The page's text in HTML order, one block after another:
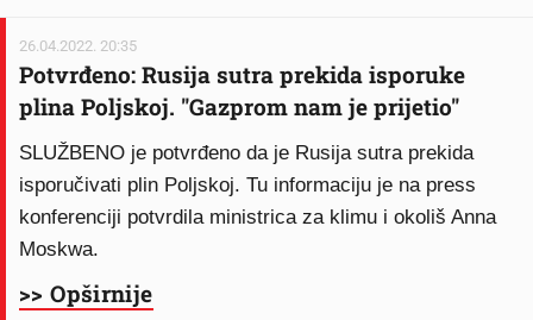
26.04.2022. 20:35
Potvrđeno: Rusija sutra prekida isporuke
plina Poljskoj. "Gazprom nam je prijetio"
SLUŽBENO je potvrđeno da je Rusija sutra prekida
isporučivati plin Poljskoj. Tu informaciju je na press
konferenciji potvrdila ministrica za klimu i okoliš Anna
Moskwa.
>> Opširnije